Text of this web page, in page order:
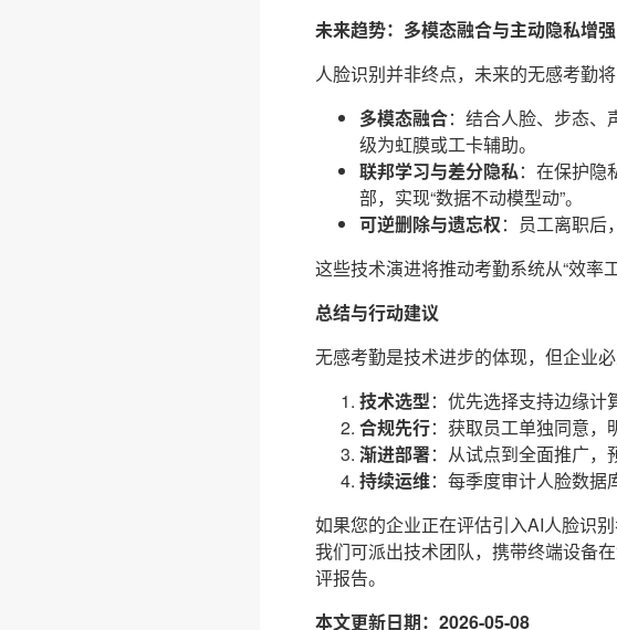
未来趋势：多模态融合与主动隐私增强
人脸识别并非终点，未来的无感考勤将
多模态融合：结合人脸、步态
级为虹膜或工卡辅助。
联邦学习与差分隐私：在保护隐
部，实现“数据不动模型动”。
可逆删除与遗忘权：员工离职后
这些技术演进将推动考勤系统从“效率
总结与行动建议
无感考勤是技术进步的体现，但企业
技术选型：优先选择支持边缘计
合规先行：获取员工单独同意，
渐进部署：从试点到全面推广，
持续运维：每季度审计人脸数据
如果您的企业正在评估引入AI人脸识
我们可派出技术团队，携带终端设备
评报告。
本文更新日期：2026-05-08